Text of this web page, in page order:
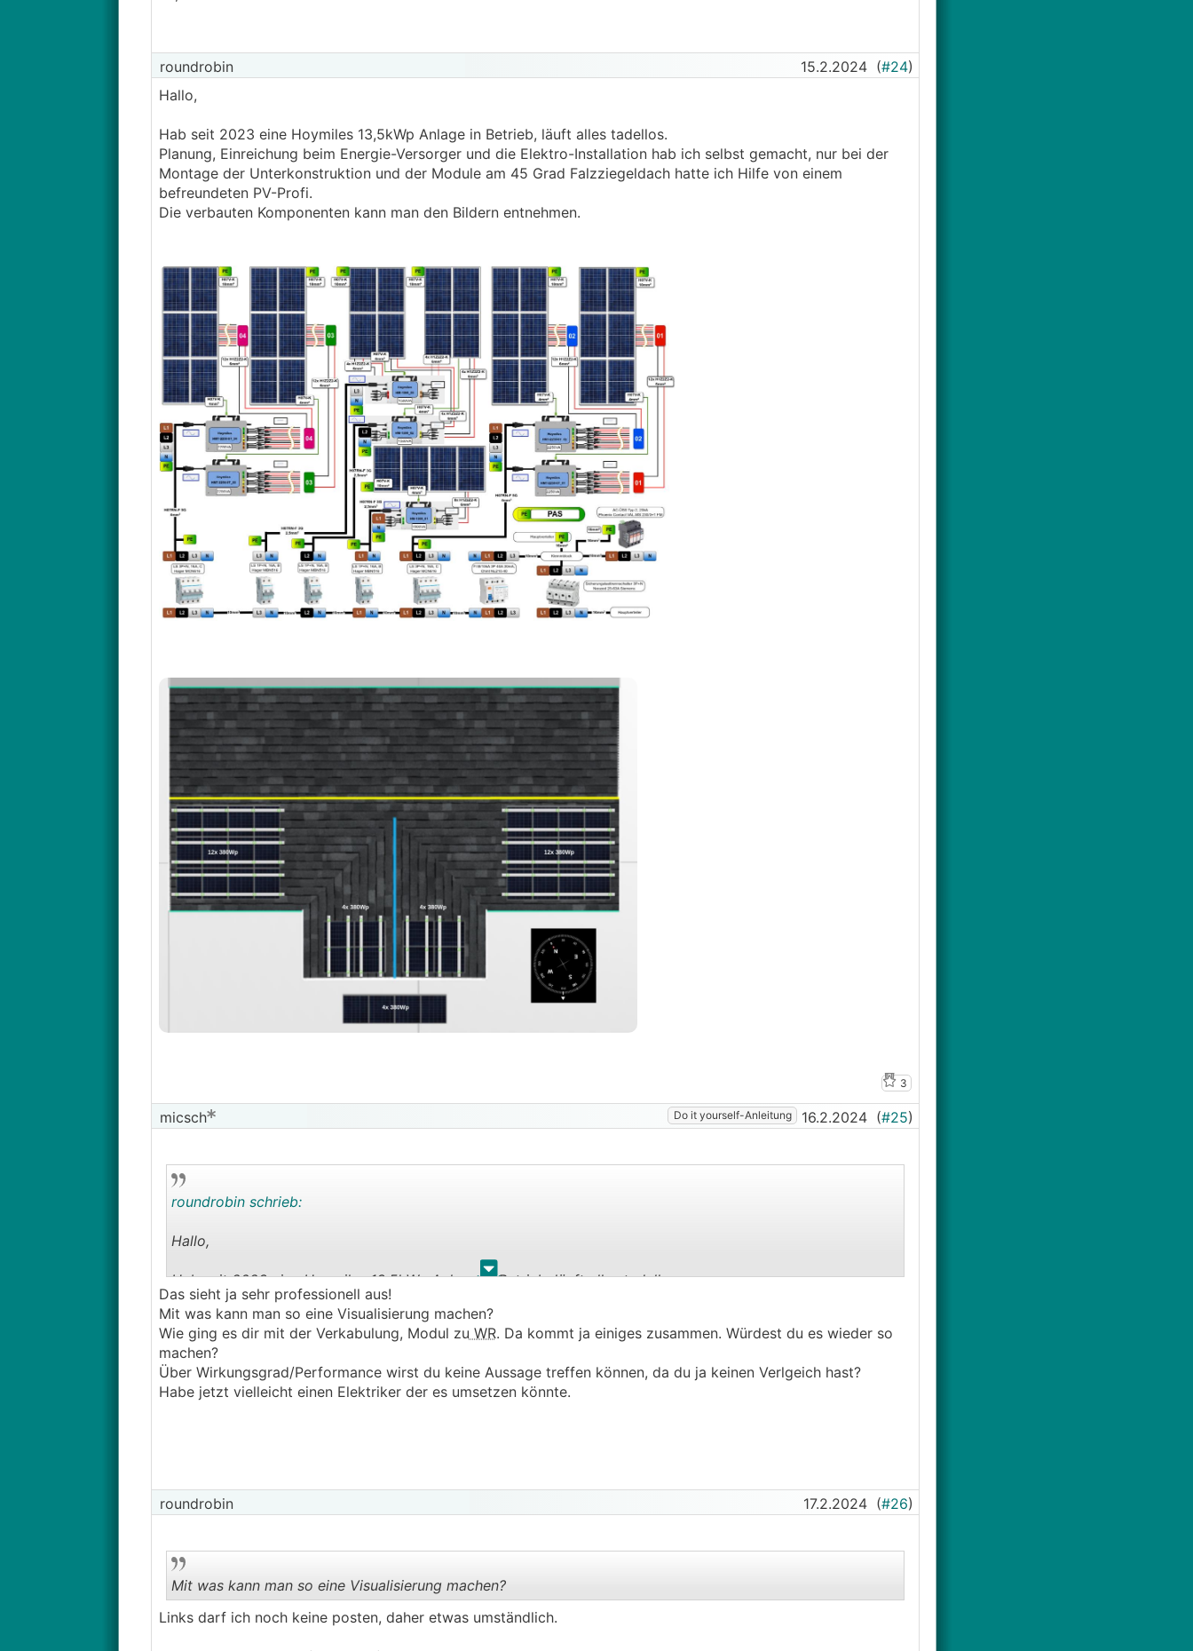
roundrobin 15.2.2024 (#24)
Hallo,
Hab seit 2023 eine Hoymiles 13,5kWp Anlage in Betrieb, läuft alles tadellos.
Planung, Einreichung beim Energie-Versorger und die Elektro-Installation hab ich selbst gemacht, nur bei der
Montage der Unterkonstruktion und der Module am 45 Grad Falzziegeldach hatte ich Hilfe von einem
befreundeten PV-Profi.
Die verbauten Komponenten kann man den Bildern entnehmen.
3
micsch Do it yourself-Anleitung 16.2.2024 (#25)
. .
roundrobin schrieb:
Hallo,
Hab seit 2023 eine Hoymiles 13,5kWp Anlage in Betrieb, läuft alles tadellos.
Planung, Einreichung beim Energie-Versorger und die Elektro-Installation hab ich selbst gemacht, nur bei
der Montage der Unterkonstruktion und der Module am 45 Grad Falzziegeldach hatte ich Hilfe von einem
befreundeten PV-Profi.
Die verbauten Komponenten kann man den Bildern entnehmen.
Das sieht ja sehr professionell aus!
Mit was kann man so eine Visualisierung machen?
Wie ging es dir mit der Verkabulung, Modul zu WR. Da kommt ja einiges zusammen. Würdest du es wieder so
machen?
Über Wirkungsgrad/Performance wirst du keine Aussage treffen können, da du ja keinen Verlgeich hast?
Habe jetzt vielleicht einen Elektriker der es umsetzen könnte.
roundrobin 17.2.2024 (#26)
Mit was kann man so eine Visualisierung machen?
Links darf ich noch keine posten, daher etwas umständlich.